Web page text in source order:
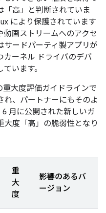
「高」と判断されていま
により保護されています
画ストリームへのアクセ
サードパーティ製アプリが
カーネル ドライバのデバ
います。
大度評価ガイドラインで
れ、パートナーにもそのよ
月に公開された新しいガ
大度「高」の脆弱性となり
重
大
度
影響のあるバ
ージョン